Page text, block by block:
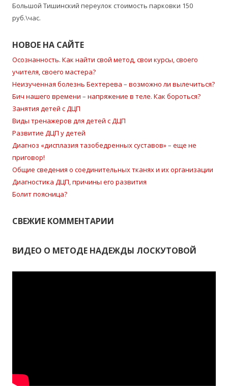
Большой Тишинский переулок стоимость парковки 150
руб.\час.
НОВОЕ НА САЙТЕ
Осознанность. Как найти свой метод, свои курсы, своего
учителя, своего мастера?
Неизученная болезнь Бехтерева – возможно ли вылечиться?
Бич нашего времени – напряжение в теле. Как бороться?
Занятия детей с ДЦП
Виды тренажеров для детей с ДЦП
Развитие ДЦП у детей
Диагноз «дисплазия тазобедренных суставов» – еще не
приговор!
Общие сведения о соединительных тканях и их организации
Диагностика ДЦП, причины его развития
Болит поясница?
СВЕЖИЕ КОММЕНТАРИИ
ВИДЕО О МЕТОДЕ НАДЕЖДЫ ЛОСКУТОВОЙ